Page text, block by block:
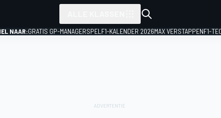
NAAR:GRATIS GP-MANAGERSPEL F1-KALENDER 2026MAX VERSTAPPENF1-